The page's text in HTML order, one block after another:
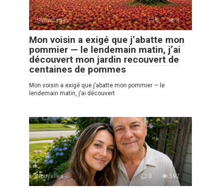
Sauvetages 0 8
Mon voisin a exigé que j’abatte mon
pommier — le lendemain matin, j’ai
découvert mon jardin recouvert de
centaines de pommes
Mon voisin a exigé que j’abatte mon pommier — le
lendemain matin, j’ai découvert
Nouvelles 0 592